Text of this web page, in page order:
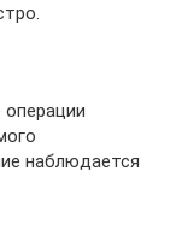
наблюдается